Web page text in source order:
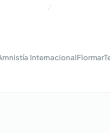
InternacionalFlormar